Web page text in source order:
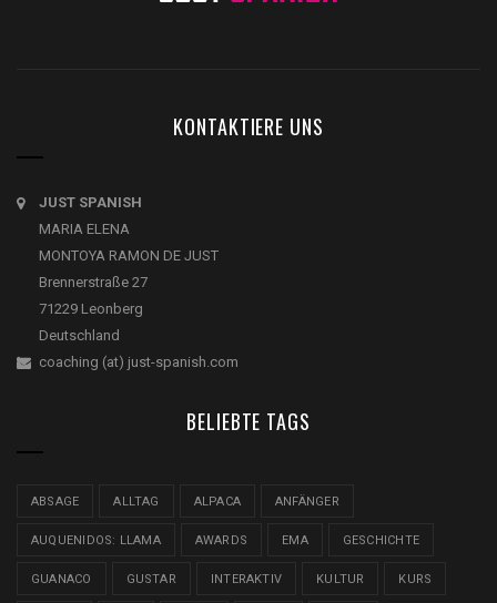
KONTAKTIERE UNS
JUST SPANISH
MARIA ELENA
MONTOYA RAMON DE JUST
Brennerstraße 27
71229 Leonberg
Deutschland
coaching (at) just-spanish.com
BELIEBTE TAGS
ABSAGE ALLTAG ALPACA ANFÄNGER
AUQUENIDOS: LLAMA AWARDS EMA GESCHICHTE
GUANACO GUSTAR INTERAKTIV KULTUR KURS